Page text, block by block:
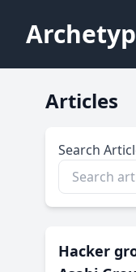
Articles
Search
Hacker